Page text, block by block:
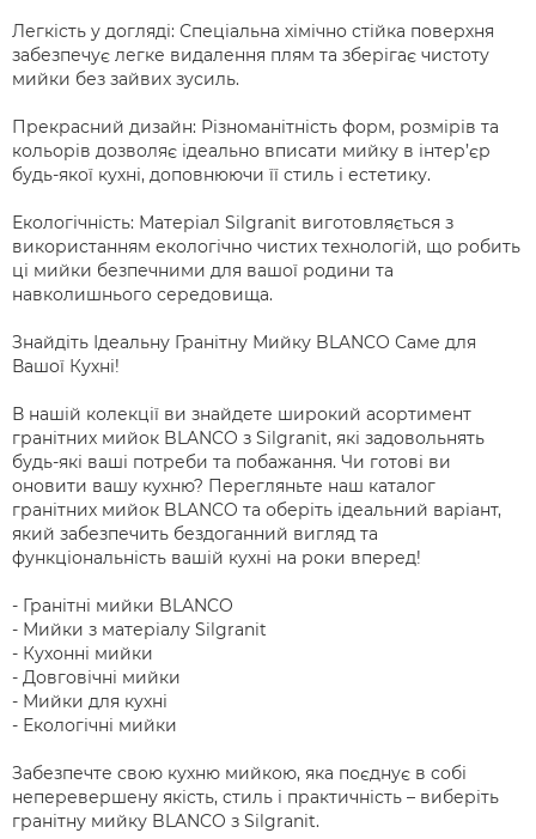
Легкість у догляді: Спеціальна хімічно стійка поверхня
забезпечує легке видалення плям та зберігає чистоту
мийки без зайвих зусиль.
Прекрасний дизайн: Різноманітність форм, розмірів та
кольорів дозволяє ідеально вписати мийку в інтер’єр
будь-якої кухні, доповнюючи її стиль і естетику.
Екологічність: Матеріал Silgranit виготовляється з
використанням екологічно чистих технологій, що робить
ці мийки безпечними для вашої родини та
навколишнього середовища.
Знайдіть Ідеальну Гранітну Мийку BLANCO Саме для
Вашої Кухні!
В нашій колекції ви знайдете широкий асортимент
гранітних мийок BLANCO з Silgranit, які задовольнять
будь-які ваші потреби та побажання. Чи готові ви
оновити вашу кухню? Перегляньте наш каталог
гранітних мийок BLANCO та оберіть ідеальний варіант,
який забезпечить бездоганний вигляд та
функціональність вашій кухні на роки вперед!
- Гранітні мийки BLANCO
- Мийки з матеріалу Silgranit
- Кухонні мийки
- Довговічні мийки
- Мийки для кухні
- Екологічні мийки
Забезпечте свою кухню мийкою, яка поєднує в собі
неперевершену якість, стиль і практичність – виберіть
гранітну мийку BLANCO з Silgranit.